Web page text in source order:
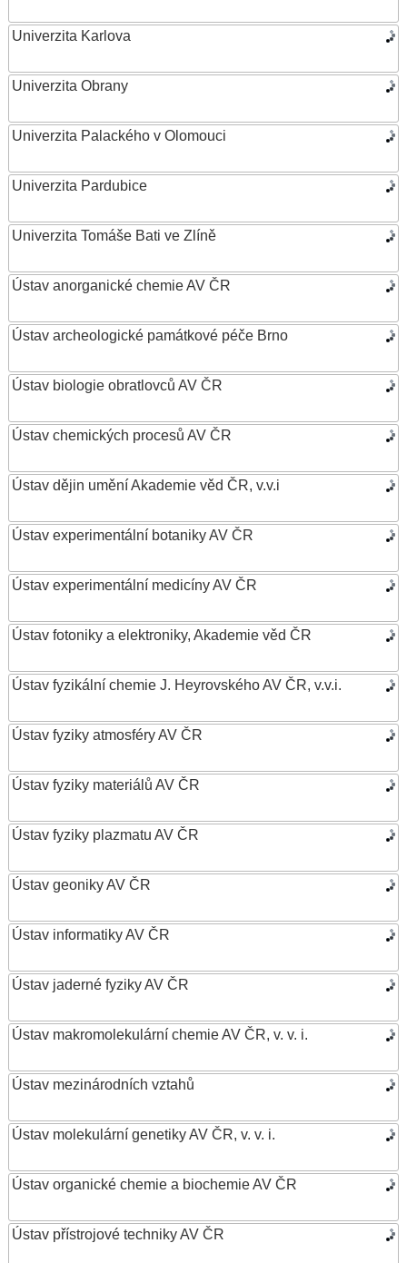
Univerzita Karlova
Univerzita Obrany
Univerzita Palackého v Olomouci
Univerzita Pardubice
Univerzita Tomáše Bati ve Zlíně
Ústav anorganické chemie AV ČR
Ústav archeologické památkové péče Brno
Ústav biologie obratlovců AV ČR
Ústav chemických procesů AV ČR
Ústav dějin umění Akademie věd ČR, v.v.i
Ústav experimentální botaniky AV ČR
Ústav experimentální medicíny AV ČR
Ústav fotoniky a elektroniky, Akademie věd ČR
Ústav fyzikální chemie J. Heyrovského AV ČR, v.v.i.
Ústav fyziky atmosféry AV ČR
Ústav fyziky materiálů AV ČR
Ústav fyziky plazmatu AV ČR
Ústav geoniky AV ČR
Ústav informatiky AV ČR
Ústav jaderné fyziky AV ČR
Ústav makromolekulární chemie AV ČR, v. v. i.
Ústav mezinárodních vztahů
Ústav molekulární genetiky AV ČR, v. v. i.
Ústav organické chemie a biochemie AV ČR
Ústav přístrojové techniky AV ČR